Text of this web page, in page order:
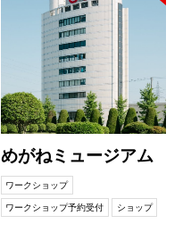
めがねミュージアム
ワークショップ
ワークショップ予約受付 ショップ